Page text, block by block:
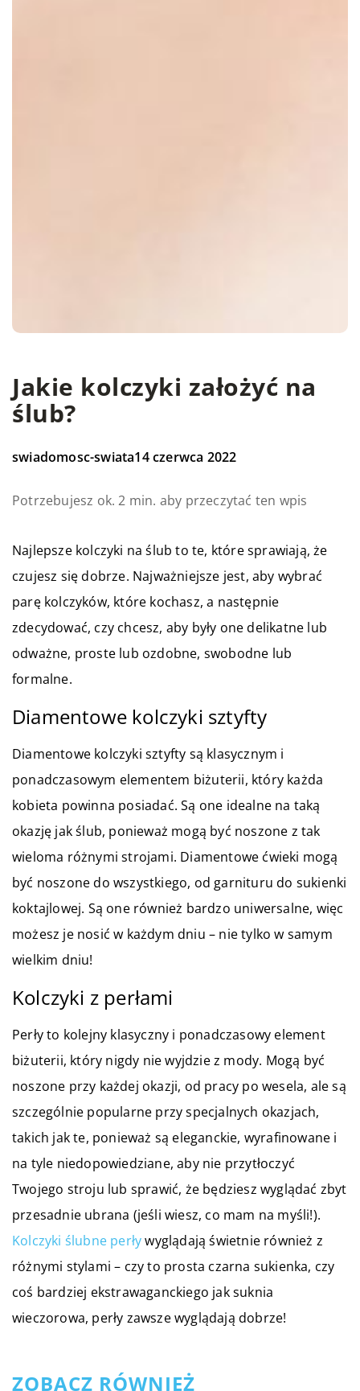
Jakie kolczyki założyć na
ślub?
swiadomosc-swiata14 czerwca 2022
Potrzebujesz ok. 2 min. aby przeczytać ten wpis
Najlepsze kolczyki na ślub to te, które sprawiają, że
czujesz się dobrze. Najważniejsze jest, aby wybrać
parę kolczyków, które kochasz, a następnie
zdecydować, czy chcesz, aby były one delikatne lub
odważne, proste lub ozdobne, swobodne lub
formalne.
Diamentowe kolczyki sztyfty
Diamentowe kolczyki sztyfty są klasycznym i
ponadczasowym elementem biżuterii, który każda
kobieta powinna posiadać. Są one idealne na taką
okazję jak ślub, ponieważ mogą być noszone z tak
wieloma różnymi strojami. Diamentowe ćwieki mogą
być noszone do wszystkiego, od garnituru do sukienki
koktajlowej. Są one również bardzo uniwersalne, więc
możesz je nosić w każdym dniu – nie tylko w samym
wielkim dniu!
Kolczyki z perłami
Perły to kolejny klasyczny i ponadczasowy element
biżuterii, który nigdy nie wyjdzie z mody. Mogą być
noszone przy każdej okazji, od pracy po wesela, ale są
szczególnie popularne przy specjalnych okazjach,
takich jak te, ponieważ są eleganckie, wyrafinowane i
na tyle niedopowiedziane, aby nie przytłoczyć
Twojego stroju lub sprawić, że będziesz wyglądać zbyt
przesadnie ubrana (jeśli wiesz, co mam na myśli!).
Kolczyki ślubne perływyglądają świetnie również z
różnymi stylami – czy to prosta czarna sukienka, czy
coś bardziej ekstrawaganckiego jak suknia
wieczorowa, perły zawsze wyglądają dobrze!
ZOBACZ RÓWNIEŻ